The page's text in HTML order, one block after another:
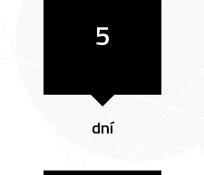
5
dní